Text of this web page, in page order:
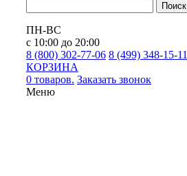
Поиск
ПН-ВС
с 10:00 до 20:00
8 (800) 302-77-06 8 (499) 348-15-11
КОРЗИНА
0 товаров. Заказать звонок
Меню